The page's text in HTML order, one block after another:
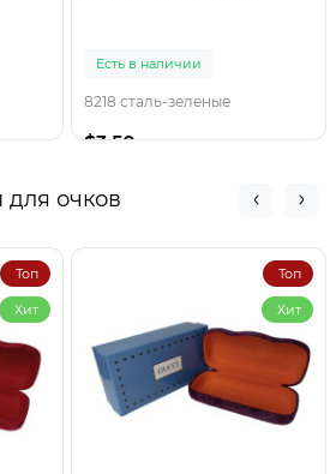
Есть в наличии
8218 сталь-зеленые
$3.50
очков
Топ
Хит
Топ
Хит